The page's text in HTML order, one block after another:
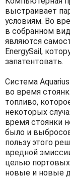
выстраивает
условиям. Во
в собранном
являются
EnergySail,
запатентовать.
Система
во время
топливо,
некоторых
время стоянки
было и
пользу этого
вредной
целью
новые и новые